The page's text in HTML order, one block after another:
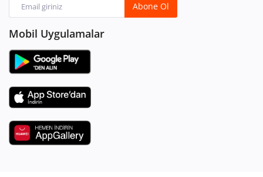
Abone Ol
Mobil Uygulamalar